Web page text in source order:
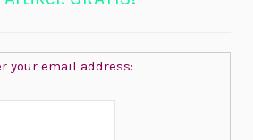
your email address: